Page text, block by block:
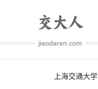
jiaodaren.com
上海交通大学